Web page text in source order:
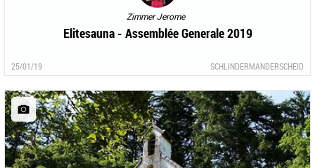
Zimmer Jerome
Elitesauna - Assemblée Generale 2019
25/01/19 SCHLINDERMANDERSCHEID